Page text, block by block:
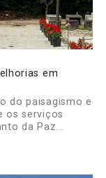
em
do paisagismo e
os serviços
da Paz...